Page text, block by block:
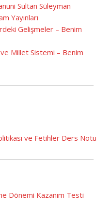
Sultan Süleyman
Yayınları
Gelişmeler – Benim
Millet Sistemi – Benim
ve Fetihler Ders Notu
Dönemi Kazanım Testi